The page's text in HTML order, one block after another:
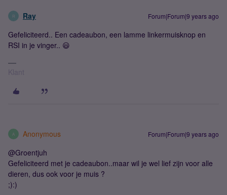
R Ray Forum|Forum|9 years ago
Gefeliciteerd.. Een cadeaubon, een lamme linkermuisknop en
RSI in je vinger.. 😃
Klant
A Anonymous Forum|Forum|9 years ago
@Groentjuh
Gefeliciteerd met je cadeaubon..maar wil je wel lief zijn voor alle
dieren, dus ook voor je muis ?
;):)